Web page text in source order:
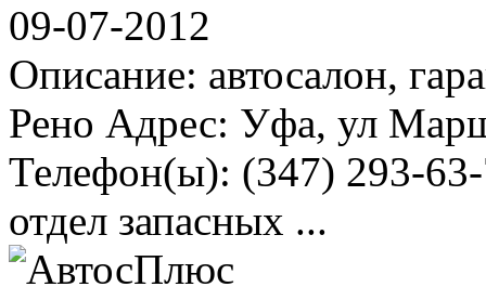
09-07-2012
Описание: автосалон,
Рено Адрес: Уфа, ул
Телефон(ы): (347) 293-
отдел запасных ...